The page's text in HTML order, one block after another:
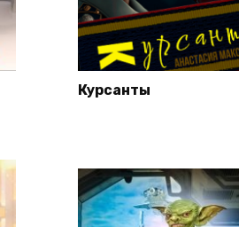
Курсанты